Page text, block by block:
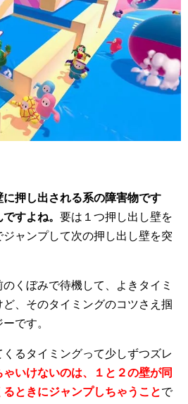
押し出される系の障害物です
すよね。 要は１つ押し出し壁を
ャンプして次の押し出し壁を突
くぼみで待機して、よきタイミ
、そのタイミングのコツさえ掴
です。
るタイミングって少しずつズレ
いけないのは、１と２の壁が同
ときにジャンプしちゃうことで